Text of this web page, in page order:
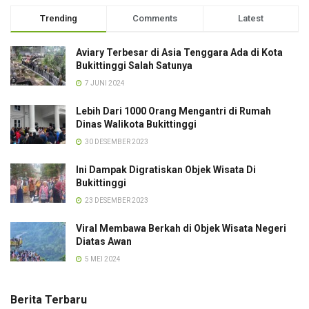
Trending Comments Latest
Aviary Terbesar di Asia Tenggara Ada di Kota
Bukittinggi Salah Satunya
7 JUNI 2024
Lebih Dari 1000 Orang Mengantri di Rumah
Dinas Walikota Bukittinggi
30 DESEMBER 2023
Ini Dampak Digratiskan Objek Wisata Di
Bukittinggi
23 DESEMBER 2023
Viral Membawa Berkah di Objek Wisata Negeri
Diatas Awan
5 MEI 2024
Berita Terbaru